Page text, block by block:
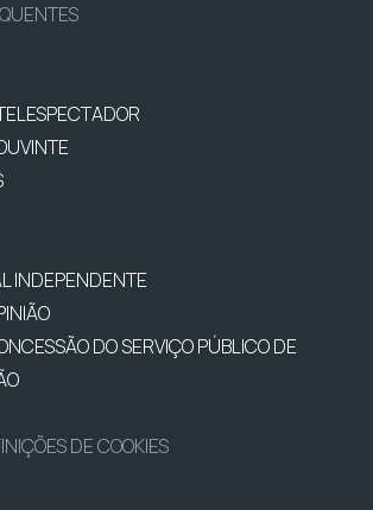
INDEPENDENTE
DO SERVIÇO PÚBLICO DE
DE COOKIES